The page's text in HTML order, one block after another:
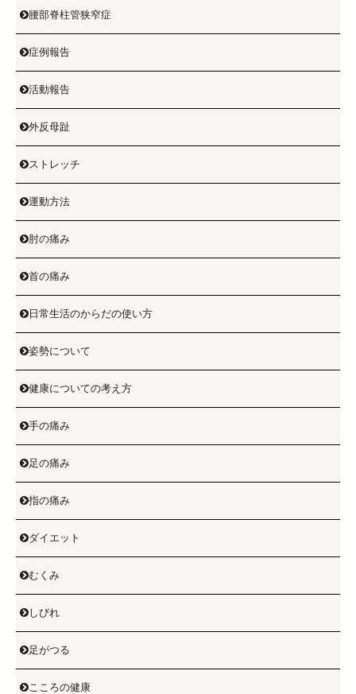
腰部脊柱管狭窄症
症例報告
活動報告
外反母趾
ストレッチ
運動方法
肘の痛み
首の痛み
 日常生活のからだの使い方
姿勢について
健康についての考え方
手の痛み
足の痛み
指の痛み
ダイエット
むくみ
しびれ
足がつる
こころの健康